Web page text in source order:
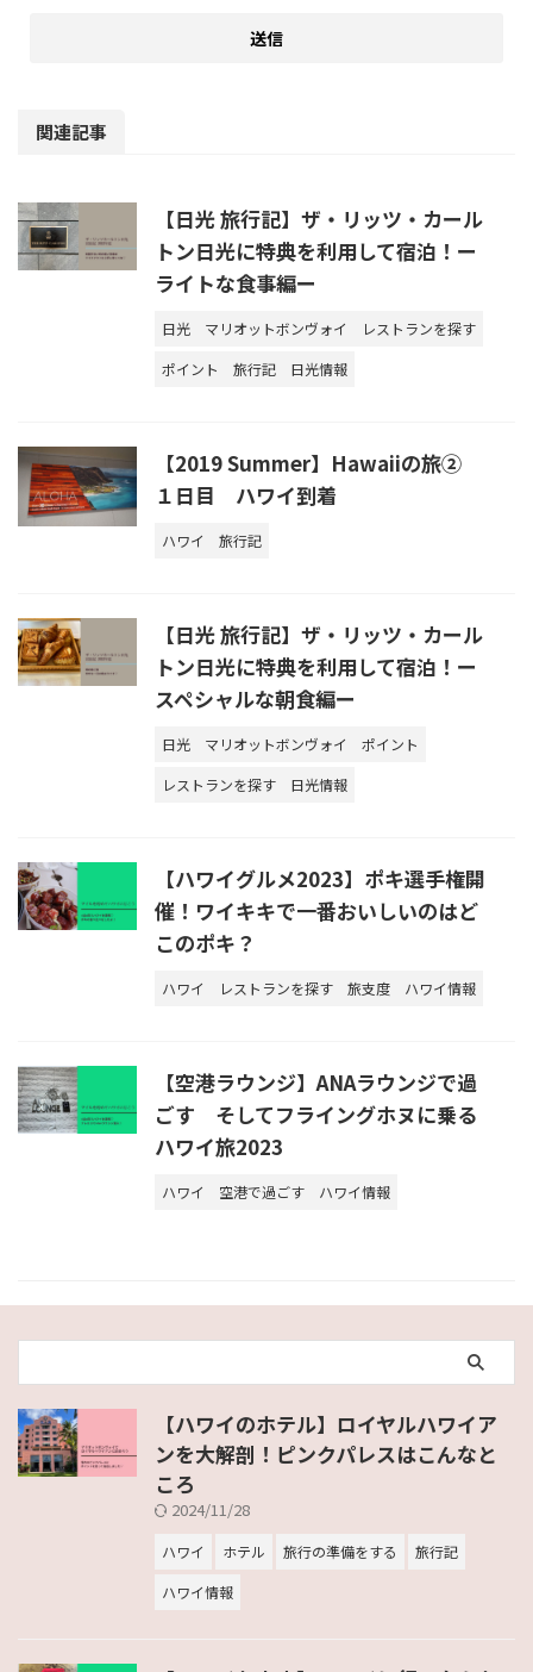
関連記事
【日光 旅行記】ザ・リッツ・カール
トン日光に特典を利用して宿泊！ー
ライトな食事編ー
日光 マリオットボンヴォイ
レストランを探す
ポイント
旅行記 日光情報
【2019 Summer】Hawaiiの旅②
１日目 ハワイ到着
ハワイ 旅行記
【日光 旅行記】ザ・リッツ・カール
トン日光に特典を利用して宿泊！ー
スペシャルな朝食編ー
日光 マリオットボンヴォイ
ポイント
レストランを探す
日光情報
【ハワイグルメ2023】ポキ選手権開
催！ワイキキで一番おいしいのはど
このポキ？
ハワイ レストランを探す 旅支度 ハワイ情報
【空港ラウンジ】ANAラウンジで過
ごす そしてフライングホヌに乗る
ハワイ旅2023
ハワイ 空港で過ごす ハワイ情報
【ハワイのホテル】ロイヤルハワイア
ンを大解剖！ピンクパレスはこんなと
ころ
2024/11/28
ハワイ ホテル 旅行の準備をする
旅行記
ハワイ情報